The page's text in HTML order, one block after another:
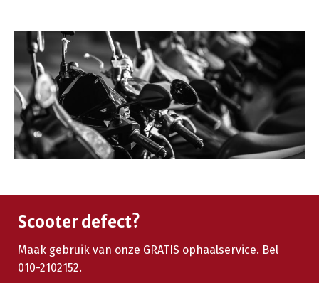
Scooter defect?
Maak gebruik van onze GRATIS ophaalservice. Bel
010-2102152.